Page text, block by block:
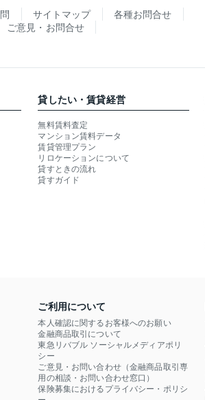
サイトマップ
各種お問合せ
ご意見・お問合せ
貸したい・賃貸経営
無料賃料査定
マンション賃料データ
賃貸管理プラン
リロケーションについて
貸すときの流れ
貸すガイド
ご利用について
本人確認に関するお客様へのお願い
金融商品取引について
東急リバブル ソーシャルメディアポリ
シー
ご意見・お問い合わせ（金融商品取引専
用の相談・お問い合わせ窓口）
保険募集におけるプライバシー・ポリシ